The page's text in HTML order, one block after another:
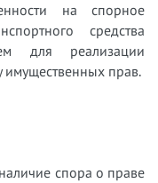
на спорное
средства
для реализации
прав.
спора о праве